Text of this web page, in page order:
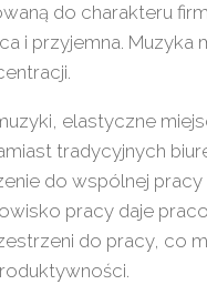
do charakteru
i przyjemna.
elastyczne
tradycyjnych
do wspólnej
pracy daje
do pracy, co